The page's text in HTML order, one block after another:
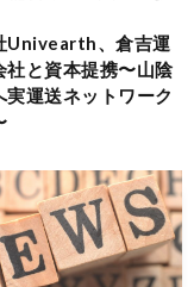
Univearth、倉吉運
社と資本提携〜山陰
実運送ネットワーク